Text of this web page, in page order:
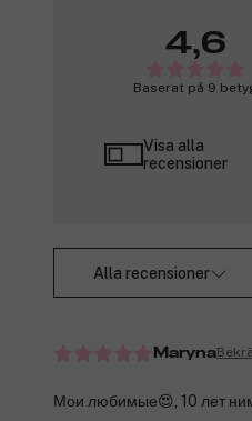
4,6
Baserat på 9
Visa alla
recensioner
Alla recensioner
Maryna
Мои любимые😍, 10 лет